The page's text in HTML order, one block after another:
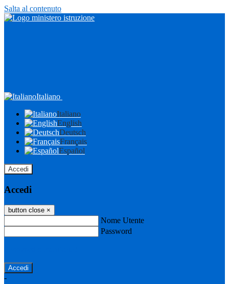
Salta al contenuto
Italiano
Italiano
English
Deutsch
Français
Español
Accedi
Accedi
button close ×
Nome Utente
Password
-